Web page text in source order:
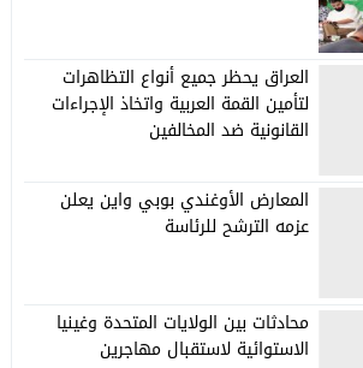
العراق يحظر جميع أنواع التظاهرات
لتأمين القمة العربية واتخاذ الإجراءات
القانونية ضد المخالفين
المعارض الأوغندي بوبي واين يعلن
عزمه الترشح للرئاسة
محادثات بين الولايات المتحدة وغينيا
الاستوائية لاستقبال مهاجرين